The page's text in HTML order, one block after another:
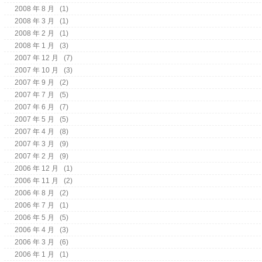
2008 年 8 月
(1)
2008 年 3 月
(1)
2008 年 2 月
(1)
2008 年 1 月
(3)
2007 年 12 月
(7)
2007 年 10 月
(3)
2007 年 9 月
(2)
2007 年 7 月
(5)
2007 年 6 月
(7)
2007 年 5 月
(5)
2007 年 4 月
(8)
2007 年 3 月
(9)
2007 年 2 月
(9)
2006 年 12 月
(1)
2006 年 11 月
(2)
2006 年 8 月
(2)
2006 年 7 月
(1)
2006 年 5 月
(5)
2006 年 4 月
(3)
2006 年 3 月
(6)
2006 年 1 月
(1)